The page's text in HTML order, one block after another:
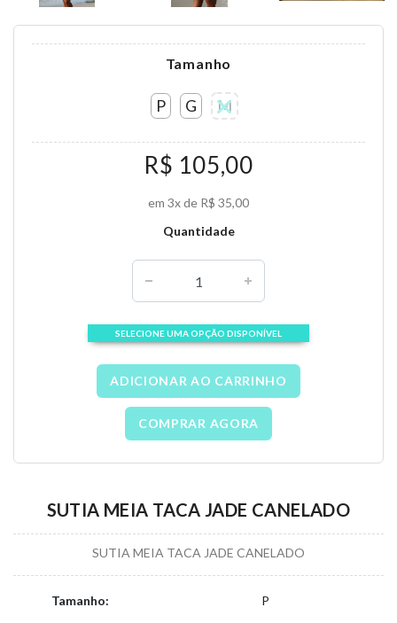
Tamanho
P G M
R$ 105,00
em 3x de R$ 35,00
Quantidade
SELECIONE UMA OPÇÃO DISPONÍVEL
ADICIONAR AO CARRINHO
COMPRAR AGORA
SUTIA MEIA TACA JADE CANELADO
SUTIA MEIA TACA JADE CANELADO
Tamanho: P